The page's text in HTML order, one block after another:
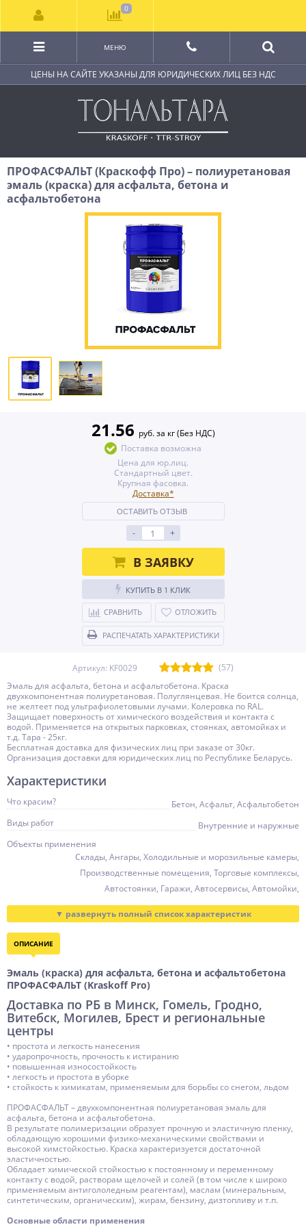
ЦЕНЫ НА САЙТЕ УКАЗАНЫ ДЛЯ ЮРИДИЧЕСКИХ ЛИЦ БЕЗ НДС
МЕНЮ
ПРОФАСФАЛЬТ (Краскофф Про) – полиуретановая
эмаль (краска) для асфальта, бетона и
асфальтобетона
21.56 руб. за кг (Без НДС)
Поставка возможна
Цена для юр.лиц.
Стандартный цвет.
Крупная фасовка.
Доставка*
ОСТАВИТЬ ОТЗЫВ
- +
В ЗАЯВКУ
КУПИТЬ В 1 КЛИК
СРАВНИТЬ ОТЛОЖИТЬ
РАСПЕЧАТАТЬ ХАРАКТЕРИСТИКИ
Артикул: KF0029
(57)
Эмаль для асфальта, бетона и асфальтобетона. Краска
двухкомпонентная полиуретановая. Полуглянцевая. Не боится солнца,
не желтеет под ультрафиолетовыми лучами. Колеровка по RAL.
Защищает поверхность от химического воздействия и контакта с
водой. Применяется на открытых парковках, стоянках, автомойках и
т.д. Тара - 25кг.
Бесплатная доставка для физических лиц при заказе от 30кг.
Организация доставки для юридических лиц по Республике Беларусь.
Характеристики
Что красим?
Бетон, Асфальт, Асфальтобетон
Виды работ
Внутренние и наружные
Объекты применения
Склады, Ангары, Холодильные и морозильные камеры,
Производственные помещения, Торговые комплексы,
Автостоянки, Гаражи, Автосервисы, Автомойки,
Открытые площадки, Аэродромы
Расход, кг/кв.м
0,15 ... 0,50
Степень глянца
Мех. нагрузки, Истирание, Удары, Транспортные
нагрузки, ГСМ, Моющие средства, Щелочи, Агрессивная
среда, Хим. вещества, Влага, Вода, УФ-излучение,
Время высыхания, ч
Время полного набора прочности, сут.
t нанесения
-15 ... +25
t эксплуатации
-60 ... +120
Тара
25
Основа (связующее)
Полиуретановая
Разбавитель
Растворитель
Растворитель
У-Растворитель, У-Растворитель ПУ
ОПИСАНИЕ
Эмаль (краска) для асфальта, бетона и асфальтобетона
ПРОФАСФАЛЬТ (Kraskoff Pro)
Доставка по РБ в Минск, Гомель, Гродно,
Витебск, Могилев, Брест и региональные
центры
• простота и легкость нанесения
• ударопрочность, прочность к истиранию
• повышенная износостойкость
• легкость и простота в уборке
• стойкость к химикатам, применяемым для борьбы со снегом, льдом
ПРОФАСФАЛЬТ – двухкомпонентная полиуретановая эмаль для
асфальта, бетона и асфальтобетона.
В результате полимеризации образует прочную и эластичную пленку,
обладающую хорошими физико-механическими свойствами и
высокой химстойкостью. Краска характеризуется достаточной
эластичностью.
Обладает химической стойкостью к постоянному и переменному
контакту с водой, растворам щелочей и солей (в том числе к широко
применяемым антигололедным реагентам), маслам (минеральным,
синтетическим, органическим), жирам, бензину, дизтопливу и т.п.
Основные области применения
0